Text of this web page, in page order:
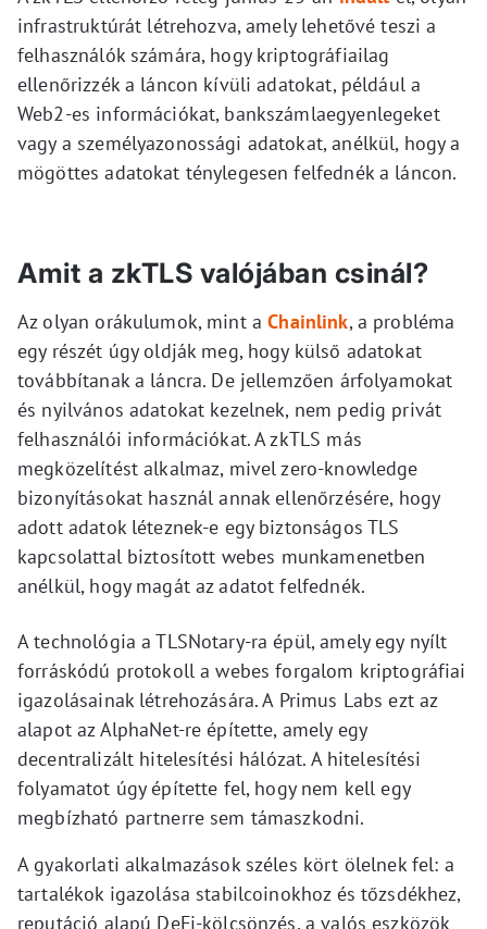
infrastruktúrát létrehozva, amely lehetővé teszi a
felhasználók számára, hogy kriptográfiailag
ellenőrizzék a láncon kívüli adatokat, például a
Web2-es információkat, bankszámlaegyenlegeket
vagy a személyazonossági adatokat, anélkül, hogy a
mögöttes adatokat ténylegesen felfednék a láncon.
Amit a zkTLS valójában csinál?
Az olyan orákulumok, mint aChainlink, a probléma
egy részét úgy oldják meg, hogy külső adatokat
továbbítanak a láncra. De jellemzően árfolyamokat
és nyilvános adatokat kezelnek, nem pedig privát
felhasználói információkat. A zkTLS más
megközelítést alkalmaz, mivel zero-knowledge
bizonyításokat használ annak ellenőrzésére, hogy
adott adatok léteznek-e egy biztonságos TLS
kapcsolattal biztosított webes munkamenetben
anélkül, hogy magát az adatot felfednék.
A technológia a TLSNotary-ra épül, amely egy nyílt
forráskódú protokoll a webes forgalom kriptográfiai
igazolásainak létrehozására. A Primus Labs ezt az
alapot az AlphaNet-re építette, amely egy
decentralizált hitelesítési hálózat. A hitelesítési
folyamatot úgy építette fel, hogy nem kell egy
megbízható partnerre sem támaszkodni.
A gyakorlati alkalmazások széles kört ölelnek fel: a
tartalékok igazolása stabilcoinokhoz és tőzsdékhez,
reputáció alapú DeFi-kölcsönzés, a valós eszközök